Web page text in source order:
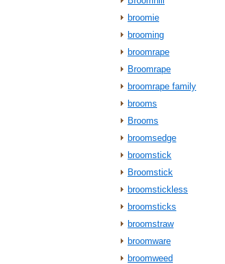
broomie
brooming
broomrape
Broomrape
broomrape family
brooms
Brooms
broomsedge
broomstick
Broomstick
broomstickless
broomsticks
broomstraw
broomware
broomweed